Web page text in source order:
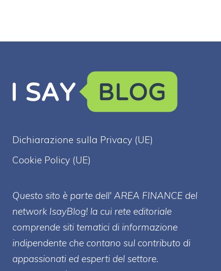
Dichiarazione sulla Privacy (UE)
Cookie Policy (UE)
Questo sito è parte dell' AREA FINANCE del
network IsayBlog! la cui rete editoriale
comprende siti tematici di informazione
indipendente che contano sul contributo di
appassionati ed esperti del settore.